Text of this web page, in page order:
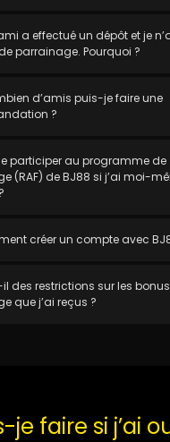
a effectué un dépôt et je
parrainage. Pourquoi ?
d’amis puis-je faire une
?
participer au programme de
(RAF) de BJ88 si j’ai moi-
créer un compte avec
des restrictions sur les
que j’ai reçus ?
je faire si j’ai